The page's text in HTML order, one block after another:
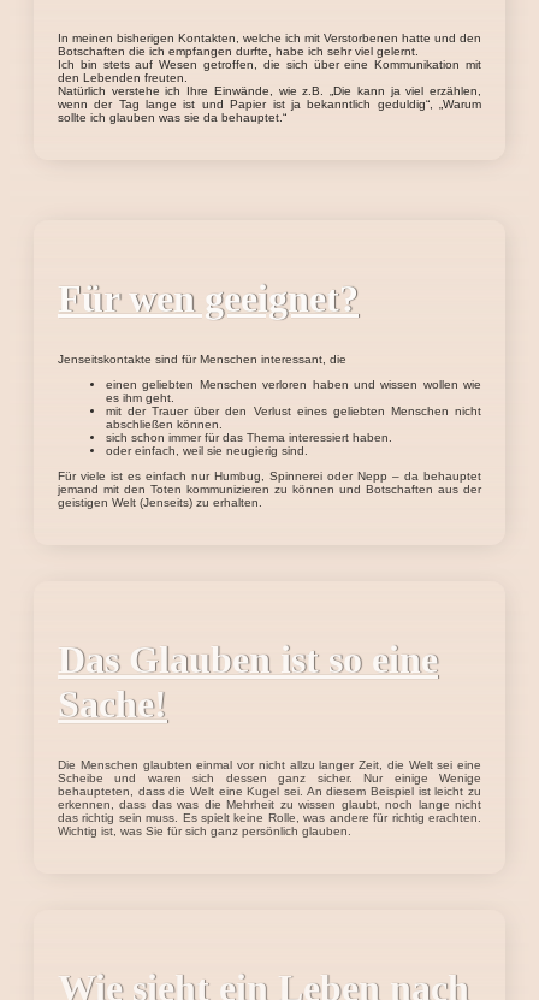
In meinen bisherigen Kontakten, welche ich mit Verstorbenen hatte und den
Botschaften die ich empfangen durfte, habe ich sehr viel gelernt.
Ich bin stets auf Wesen getroffen, die sich über eine Kommunikation mit
den Lebenden freuten.
Natürlich verstehe ich Ihre Einwände, wie z.B. „Die kann ja viel erzählen,
wenn der Tag lange ist und Papier ist ja bekanntlich geduldig“, „Warum
sollte ich glauben was sie da behauptet.“
Für wen geeignet?
Jenseitskontakte sind für Menschen interessant, die
einen geliebten Menschen verloren haben und wissen wollen wie
es ihm geht.
mit der Trauer über den Verlust eines geliebten Menschen nicht
abschließen können.
sich schon immer für das Thema interessiert haben.
oder einfach, weil sie neugierig sind.
Für viele ist es einfach nur Humbug, Spinnerei oder Nepp – da behauptet
jemand mit den Toten kommunizieren zu können und Botschaften aus der
geistigen Welt (Jenseits) zu erhalten.
Das Glauben ist so eine
Sache!
Die Menschen glaubten einmal vor nicht allzu langer Zeit, die Welt sei eine
Scheibe und waren sich dessen ganz sicher. Nur einige Wenige
behaupteten, dass die Welt eine Kugel sei. An diesem Beispiel ist leicht zu
erkennen, dass das was die Mehrheit zu wissen glaubt, noch lange nicht
das richtig sein muss. Es spielt keine Rolle, was andere für richtig erachten.
Wichtig ist, was Sie für sich ganz persönlich glauben.
Wie sieht ein Leben nach